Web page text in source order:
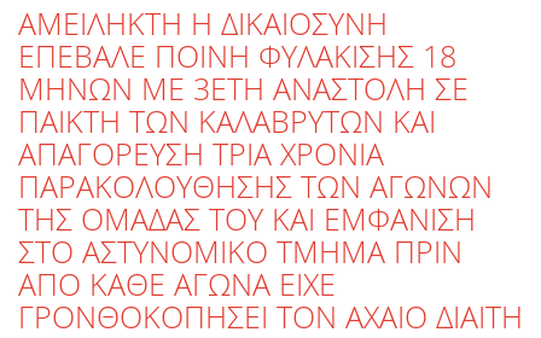
ΑΜΕΙΛΗΚΤΗ Η ΔΙΚΑΙΟΣΥΝΗ
ΕΠΕΒΑΛΕ ΠΟΙΝΗ ΦΥΛΑΚΙΣΗΣ 18
ΜΗΝΩΝ ΜΕ 3ΕΤΗ ΑΝΑΣΤΟΛΗ ΣΕ
ΠΑΙΚΤΗ ΤΩΝ ΚΑΛΑΒΡΥΤΩΝ ΚΑΙ
ΑΠΑΓΟΡΕΥΣΗ ΤΡΙΑ ΧΡΟΝΙΑ
ΠΑΡΑΚΟΛΟΥΘΗΣΗΣ ΤΩΝ ΑΓΩΝΩΝ
ΤΗΣ ΟΜΑΔΑΣ ΤΟΥ ΚΑΙ ΕΜΦΑΝΙΣΗ
ΣΤΟ ΑΣΤΥΝΟΜΙΚΟ ΤΜΗΜΑ ΠΡΙΝ
ΑΠΟ ΚΑΘΕ ΑΓΩΝΑ ΕΙΧΕ
ΓΡΟΝΘΟΚΟΠΗΣΕΙ ΤΟΝ ΑΧΑΙΟ ΔΙΑΙΤΗ